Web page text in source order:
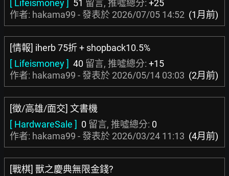
[ Lifeismoney ] 51 留言, 推噓總分: +25
作者: hakama99 - 發表於 2026/07/05 14:52 (1月前)
[情報] iherb 75折 + shopback10.5%
[ Lifeismoney ] 40 留言, 推噓總分: +15
作者: hakama99 - 發表於 2026/05/14 03:03 (2月前)
[徵/高雄/面交] 文書機
[ HardwareSale ] 0 留言, 推噓總分: 0
作者: hakama99 - 發表於 2026/03/24 11:13 (4月前)
[戰棋] 獸之慶典無限金錢?